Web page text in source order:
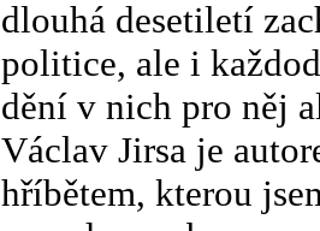
dlouhá desetiletí
politice, ale i
dění v nich pro něj
Václav Jirsa je
hříbětem, kterou